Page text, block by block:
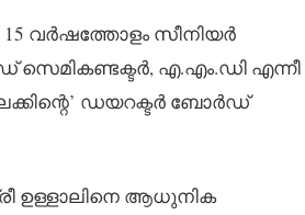
വർഷത്തോളം സീനിയർ
എ.എം.ഡി എന്നീ
ഡയറക്ടർ ബോർഡ്
ഉള്ളാലിനെ ആധുനിക